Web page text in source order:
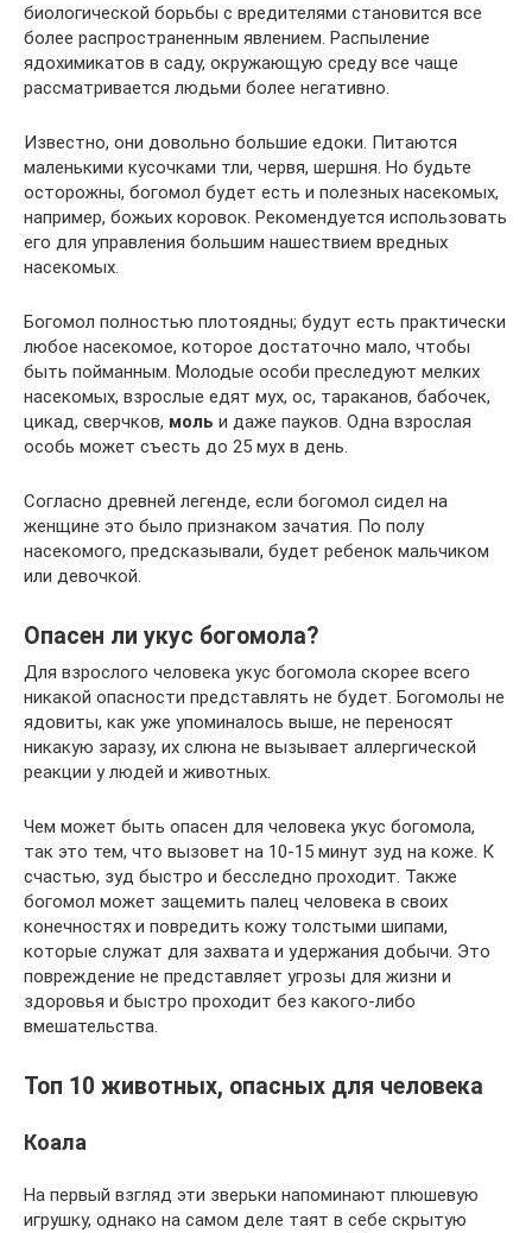
биологической борьбы с вредителями становится все
более распространенным явлением. Распыление
ядохимикатов в саду, окружающую среду все чаще
рассматривается людьми более негативно.
Известно, они довольно большие едоки. Питаются
маленькими кусочками тли, червя, шершня. Но будьте
осторожны, богомол будет есть и полезных насекомых,
например, божьих коровок. Рекомендуется использовать
его для управления большим нашествием вредных
насекомых.
Богомол полностью плотоядны; будут есть практически
любое насекомое, которое достаточно мало, чтобы
быть пойманным. Молодые особи преследуют мелких
насекомых, взрослые едят мух, ос, тараканов, бабочек,
цикад, сверчков, моль и даже пауков. Одна взрослая
особь может съесть до 25 мух в день.
Согласно древней легенде, если богомол сидел на
женщине это было признаком зачатия. По полу
насекомого, предсказывали, будет ребенок мальчиком
или девочкой.
Опасен ли укус богомола?
Для взрослого человека укус богомола скорее всего
никакой опасности представлять не будет. Богомолы не
ядовиты, как уже упоминалось выше, не переносят
никакую заразу, их слюна не вызывает аллергической
реакции у людей и животных.
Чем может быть опасен для человека укус богомола,
так это тем, что вызовет на 10-15 минут зуд на коже. К
счастью, зуд быстро и бесследно проходит. Также
богомол может защемить палец человека в своих
конечностях и повредить кожу толстыми шипами,
которые служат для захвата и удержания добычи. Это
повреждение не представляет угрозы для жизни и
здоровья и быстро проходит без какого-либо
вмешательства.
Топ 10 животных, опасных для человека
Коала
На первый взгляд эти зверьки напоминают плюшевую
игрушку, однако на самом деле таят в себе скрытую